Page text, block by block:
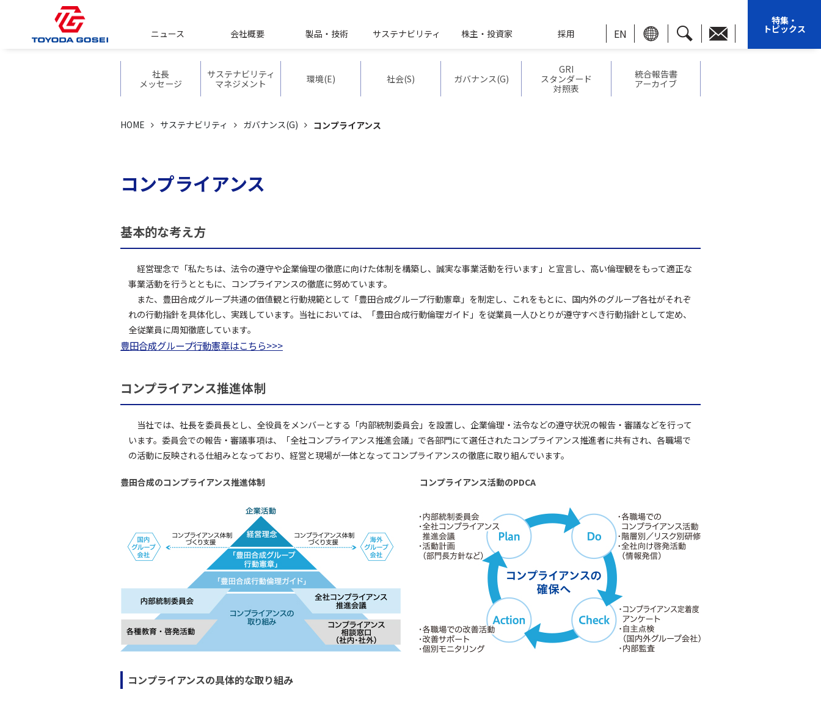
ニュース 会社概要 製品・技術 サステナビリティ 株主・投資家 採用 EN
特集・
トピックス
社長
メッセージ
サステナビリティ
マネジメント
サステナビリティ
マネジメントシステム
環境(E)
環境(E)
全ての事業活動を通じて環境保全に貢献
循環型社会の構築
社会(S)
社会(S)
従業員との関わり
豊田合成のダイバーシティ
ガバナンス(G)
ガバナンス(G)
コーポレート・ガバナンス
GRI
スタンダード
対照表
統合報告書
アーカイブ
HOME サステナビリティ ガバナンス(G) コンプライアンス
コンプライアンス
基本的な考え方
経営理念で「私たちは、法令の遵守や企業倫理の徹底に向けた体制を構築し、誠実な事業活動を行います」と宣言し、高い倫理観をもって適正な
事業活動を行うとともに、コンプライアンスの徹底に努めています。
また、豊田合成グループ共通の価値観と行動規範として「豊田合成グループ行動憲章」を制定し、これをもとに、国内外のグループ各社がそれぞ
れの行動指針を具体化し、実践しています。当社においては、「豊田合成行動倫理ガイド」を従業員一人ひとりが遵守すべき行動指針として定め、
全従業員に周知徹底しています。
豊田合成グループ行動憲章はこちら
コンプライアンス推進体制
当社では、社長を委員長とし、全役員をメンバーとする「内部統制委員会」を設置し、企業倫理・法令などの遵守状況の報告・審議などを行って
います。委員会での報告・審議事項は、「全社コンプライアンス推進会議」で各部門にて選任されたコンプライアンス推進者に共有され、各職場で
の活動に反映される仕組みとなっており、経営と現場が一体となってコンプライアンスの徹底に取り組んでいます。
豊田合成のコンプライアンス推進体制 コンプライアンス活動のPDCA
コンプライアンスの具体的な取り組み